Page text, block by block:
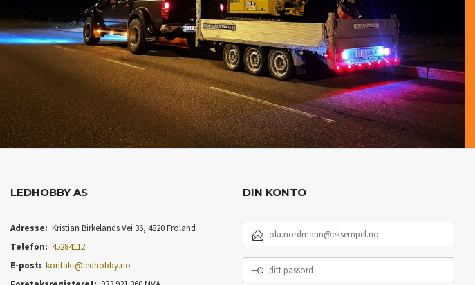
LEDHOBBY AS
Adresse: Kristian Birkelands Vei 36, 4820 Froland
Telefon: 45284112
E-post: kontakt@ledhobby.no
DIN KONTO
POSTADRESSE
PASSORD